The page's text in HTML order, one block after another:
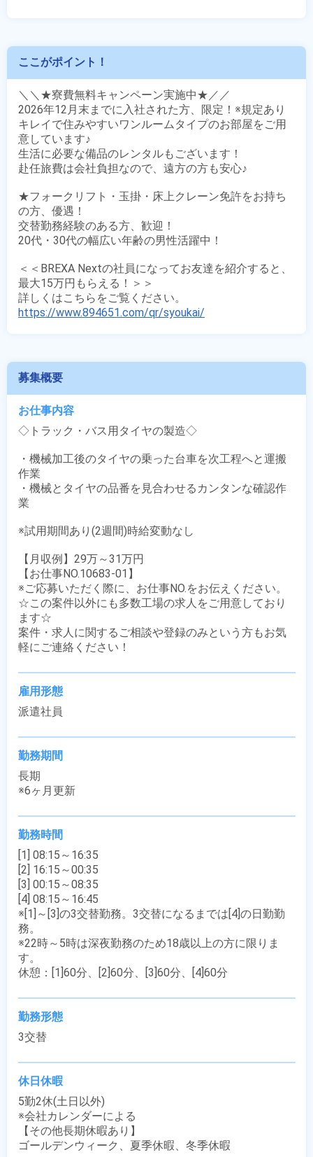
ここがポイント！
＼＼★寮費無料キャンペーン実施中★／／
2026年12月末までに入社された方、限定！※規定あり
キレイで住みやすいワンルームタイプのお部屋をご用
意しています♪
生活に必要な備品のレンタルもございます！
赴任旅費は会社負担なので、遠方の方も安心♪
★フォークリフト・玉掛・床上クレーン免許をお持ち
の方、優遇！
交替勤務経験のある方、歓迎！
20代・30代の幅広い年齢の男性活躍中！
＜＜BREXA Nextの社員になってお友達を紹介すると、
最大15万円もらえる！＞＞
https://www.894651.com/qr/syoukai/
募集概要
お仕事内容
◇トラック・バス用タイヤの製造◇
・機械加工後のタイヤの乗った台車を次工程へと運搬
作業
・機械とタイヤの品番を見合わせるカンタンな確認作
業
※試用期間あり(2週間)時給変動なし
【月収例】29万～31万円
【お仕事NO.10683-01】
※ご応募いただく際に、お仕事NO.をお伝えください。
☆この案件以外にも多数工場の求人をご用意しており
ます☆
案件・求人に関するご相談や登録のみという方もお気
軽にご連絡ください！
雇用形態
派遣社員
勤務期間
長期
※6ヶ月更新
勤務時間
[1] 08:15～16:35
[2] 16:15～00:35
[3] 00:15～08:35
[4] 08:15～16:45
※[1]～[3]の3交替勤務。3交替になるまでは[4]の日勤勤
務。
※22時～5時は深夜勤務のため18歳以上の方に限りま
す。
休憩：[1]60分、[2]60分、[3]60分、[4]60分
勤務形態
3交替
休日休暇
5勤2休(土日以外)
※会社カレンダーによる
【その他長期休暇あり】
ゴールデンウィーク、夏季休暇、冬季休暇